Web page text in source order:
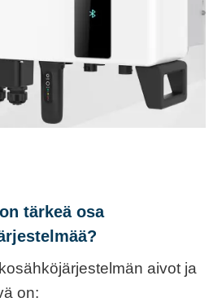
tärkeä osa
aivot ja
on: